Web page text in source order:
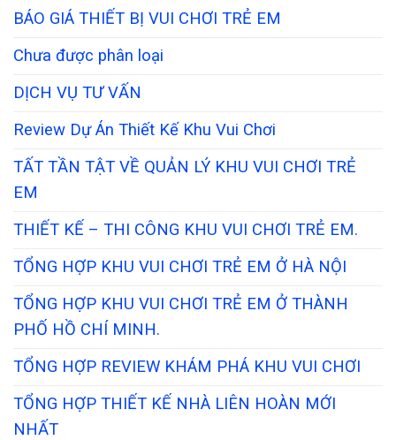
BÁO GIÁ THIẾT BỊ VUI CHƠI TRẺ EM
Chưa được phân loại
DỊCH VỤ TƯ VẤN
Review Dự Án Thiết Kế Khu Vui Chơi
TẤT TẦN TẬT VỀ QUẢN LÝ KHU VUI CHƠI TRẺ
EM
THIẾT KẾ – THI CÔNG KHU VUI CHƠI TRẺ EM.
TỔNG HỢP KHU VUI CHƠI TRẺ EM Ở HÀ NỘI
TỔNG HỢP KHU VUI CHƠI TRẺ EM Ở THÀNH
PHỐ HỒ CHÍ MINH.
TỔNG HỢP REVIEW KHÁM PHÁ KHU VUI CHƠI
TỔNG HỢP THIẾT KẾ NHÀ LIÊN HOÀN MỚI
NHẤT